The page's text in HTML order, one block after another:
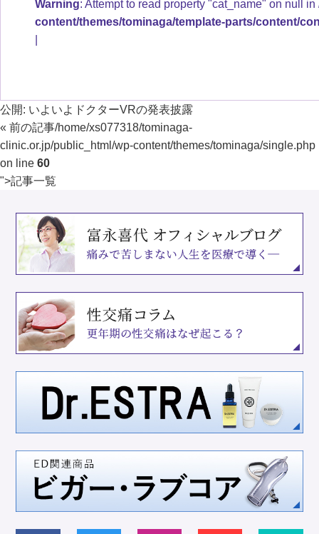
Warning: Attempt to read property "cat_name" on null in
content/themes/tominaga/template-parts/content/
公開: いよいよドクターVRの発表披露
« 前の記事/home/xs077318/tominaga-
clinic.or.jp/public_html/wp-content/themes/tominaga/single.php
on line 60
">記事一覧